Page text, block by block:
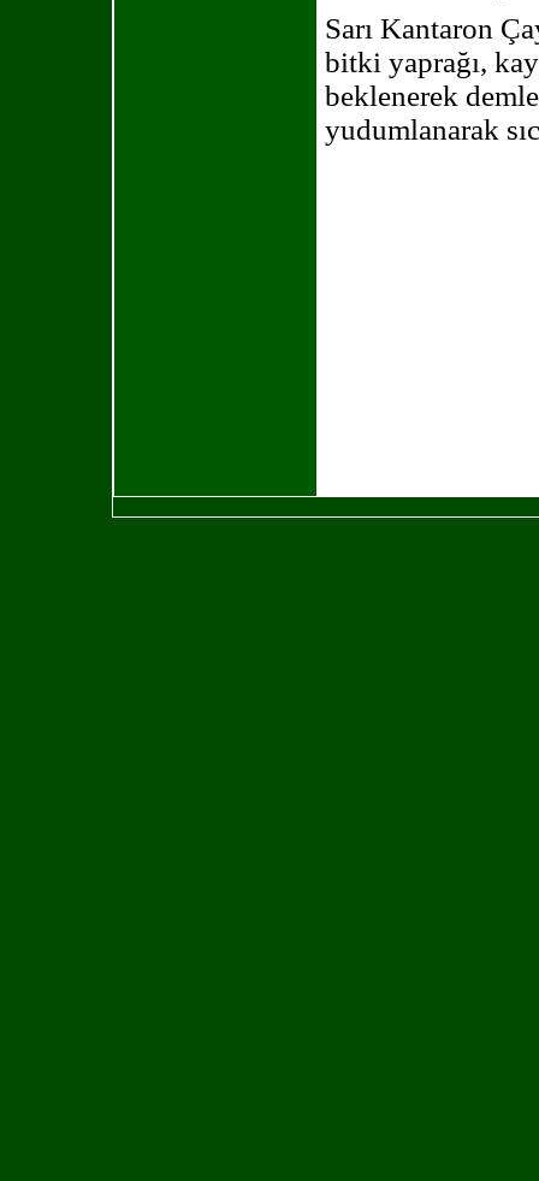
Sarı Kantaron
bitki yaprağı,
beklenerek
yudumlanarak